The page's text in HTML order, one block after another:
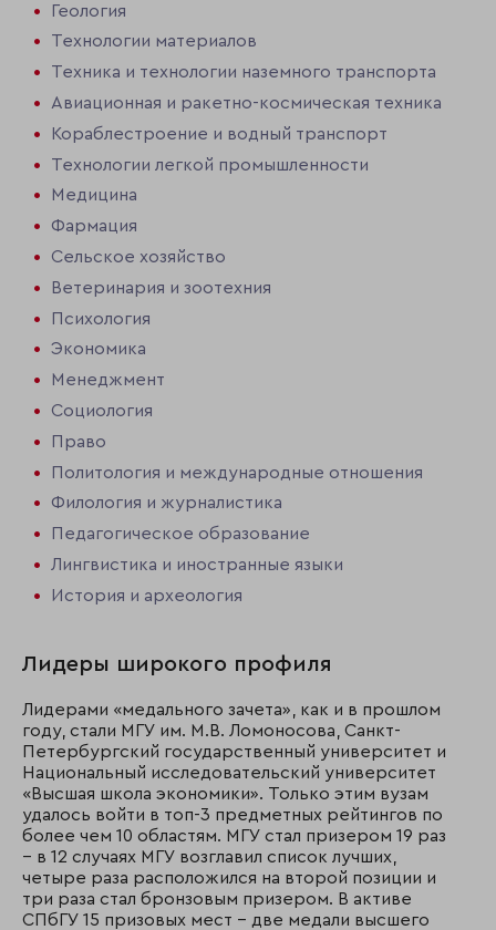
Геология
Технологии материалов
Техника и технологии наземного транспорта
Авиационная и ракетно-космическая техника
Кораблестроение и водный транспорт
Технологии легкой промышленности
Медицина
Фармация
Сельское хозяйство
Ветеринария и зоотехния
Психология
Экономика
Менеджмент
Социология
Право
Политология и международные отношения
Филология и журналистика
Педагогическое образование
Лингвистика и иностранные языки
История и археология
Лидеры широкого профиля
Лидерами «медального зачета», как и в прошлом
году, стали МГУ им. М.В. Ломоносова, Санкт-
Петербургский государственный университет и
Национальный исследовательский университет
«Высшая школа экономики». Только этим вузам
удалось войти в топ-3 предметных рейтингов по
более чем 10 областям. МГУ стал призером 19 раз
– в 12 случаях МГУ возглавил список лучших,
четыре раза расположился на второй позиции и
три раза стал бронзовым призером. В активе
СПбГУ 15 призовых мест – две медали высшего